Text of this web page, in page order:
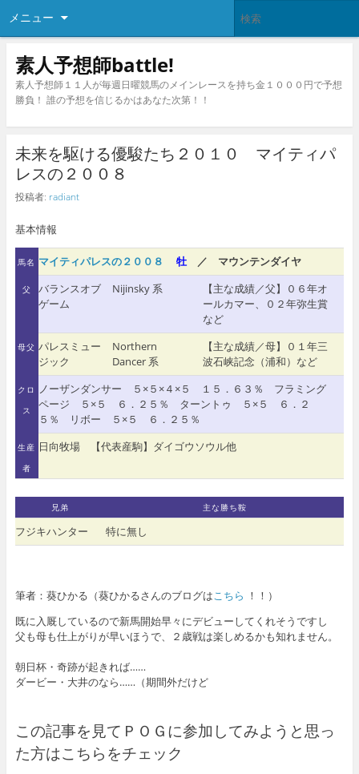
メニュー
素人予想師battle!
素人予想師１１人が毎週日曜競馬のメインレースを持ち金１０００円で予想
勝負！ 誰の予想を信じるかはあなた次第！！
未来を駆ける優駿たち２０１０ マイティパ
レスの２００８
投稿者: radiant
基本情報
馬名 マイティパレスの２００８ 牡／ マウンテンダイヤ
父
バランスオブ
ゲーム
Nijinsky 系
【主な成績／父】０６年オ
ールカマー、０２年弥生賞
など
母父 パレスミュー
ジック
Northern
Dancer 系
【主な成績／母】０１年三
波石峡記念（浦和）など
クロ
ス
ノーザンダンサー ５×５×４×５ １５．６３％ フラミング
ページ ５×５ ６．２５％ ターントゥ ５×５ ６．２
５％ リボー ５×５ ６．２５％
生産
者
日向牧場 【代表産駒】ダイゴウソウル他
兄弟 主な勝ち鞍
フジキハンター 特に無し
筆者：葵ひかる（葵ひかるさんのブログはこちら ！！）
既に入厩しているので新馬開始早々にデビューしてくれそうですし
父も母も仕上がりが早いほうで、２歳戦は楽しめるかも知れません。
朝日杯・奇跡が起きれば……
ダービー・大井のなら……（期間外だけど
この記事を見てＰＯＧに参加してみようと思っ
た方はこちらをチェック